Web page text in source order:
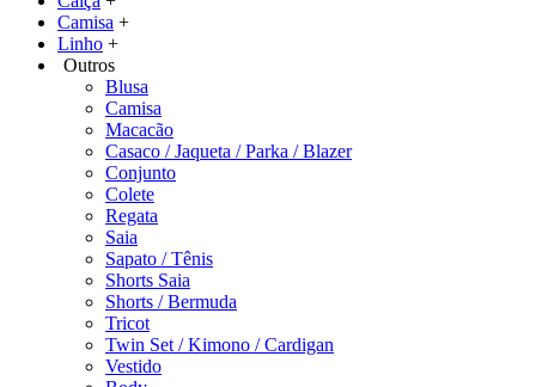
Camisa +
Linho +
Outros
Blusa
Camisa
Macacão
Casaco / Jaqueta / Parka / Blazer
Conjunto
Colete
Regata
Saia
Sapato / Tênis
Shorts Saia
Shorts / Bermuda
Tricot
Twin Set / Kimono / Cardigan
Vestido